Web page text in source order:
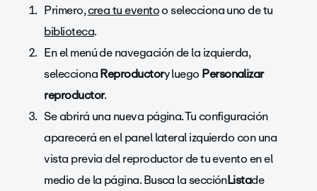
Primero,crea tu eventoo selecciona uno de tu
biblioteca.
En el menú de navegación de la izquierda,
seleccionaReproductory luegoPersonalizar
reproductor.
Se abrirá una nueva página. Tu configuración
aparecerá en el panel lateral izquierdo con una
vista previa del reproductor de tu evento en el
medio de la página. Busca lasecciónListade